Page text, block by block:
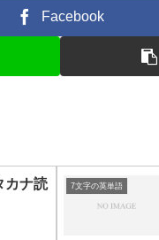
Facebook
カナ読
7文字の英単語